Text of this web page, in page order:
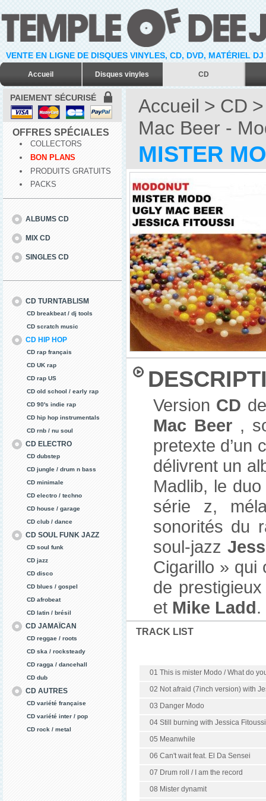
VENTE EN LIGNE DE DISQUES VINYLES, CD, DVD, MATÉRIEL
Accueil Disques vinyles CD
PAIEMENT SÉCURISÉ
OFFRES SPÉCIALES
COLLECTORS
BON PLANS
PRODUITS GRATUITS
PACKS
ALBUMS CD
MIX CD
SINGLES CD
CD TURNTABLISM
CD breakbeat / dj tools
CD scratch music
CD HIP HOP
CD rap français
CD UK rap
CD rap US
CD old school / early rap
CD 90's indie rap
CD hip hop instrumentals
CD rnb / nu soul
CD ELECTRO
CD dubstep
CD jungle / drum n bass
CD minimale
CD electro / techno
CD house / garage
CD club / dance
CD SOUL FUNK JAZZ
CD soul funk
CD jazz
CD disco
CD blues / gospel
CD afrobeat
CD latin / brésil
CD JAMAÏCAN
CD reggae / roots
CD ska / rocksteady
CD ragga / dancehall
CD dub
CD AUTRES
CD variété française
CD variété inter / pop
CD rock / metal
Accueil > CD >
Mac Beer -
MISTER
Version CD
Mac Beer ,
pretexte d’un
délivrent un
Madlib, le
série z,
sonorités du
soul-jazz
Cigarillo » qui
de
et Mike Ladd.
TRACK LIST
01 This is mister Modo / What do
02 Not afraid (7inch version) with
03 Danger Modo
04 Still burning with Jessica Fitoussi
05 Meanwhile
06 Can't wait feat. El Da Sensei
07 Drum roll / I am the record
08 Mister dynamit